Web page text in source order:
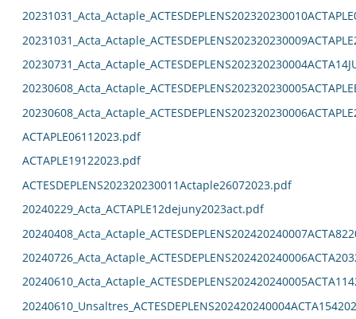
ACTAPLE06112023.pdf
ACTAPLE19122023.pdf
ACTESDEPLENS202320230011Actaple26072023.pdf
20240229_Acta_ACTAPLE12dejuny2023act.pdf